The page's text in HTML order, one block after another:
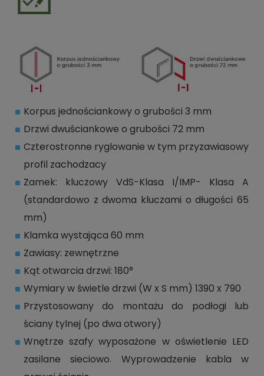
Korpus jednościankowy o grubości 3 mm
Drzwi dwuściankowe o grubości 72 mm
Czterostronne ryglowanie w tym przyzawiasowy
profil zachodzacy
Zamek: kluczowy VdS-Klasa I/IMP- Klasa A
(standardowo z dwoma kluczami o długości 65
mm)
Klamka wystająca 60 mm
Zawiasy: zewnętrzne
Kąt otwarcia drzwi: 180°
Wymiary w świetle drzwi (W x S mm) 1390 x 790
Przystosowany do montażu do podłogi lub
ściany tylnej (po dwa otwory)
Wnętrze szafy wyposażone w oświetlenie LED
zasilane sieciowo. Wyprowadzenie kabla w